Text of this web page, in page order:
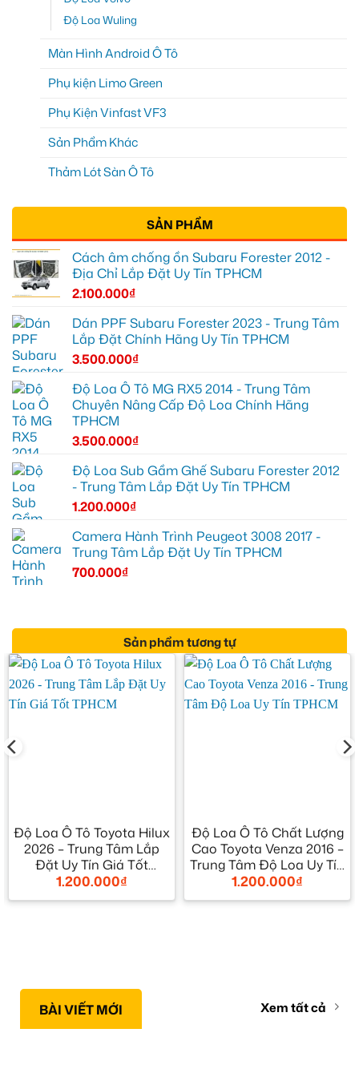
Độ Loa Wuling
Màn Hình Android Ô Tô
Phụ kiện Limo Green
Phụ Kiện Vinfast VF3
Sản Phẩm Khác
Thảm Lót Sàn Ô Tô
SẢN PHẨM
Cách âm chống ồn Subaru Forester 2012 -
Địa Chỉ Lắp Đặt Uy Tín TPHCM
2.100.000₫
Dán PPF Subaru Forester 2023 - Trung Tâm
Lắp Đặt Chính Hãng Uy Tín TPHCM
3.500.000₫
Độ Loa Ô Tô MG RX5 2014 - Trung Tâm
Chuyên Nâng Cấp Độ Loa Chính Hãng
TPHCM
3.500.000₫
Độ Loa Sub Gầm Ghế Subaru Forester 2012
- Trung Tâm Lắp Đặt Uy Tín TPHCM
1.200.000₫
Camera Hành Trình Peugeot 3008 2017 -
Trung Tâm Lắp Đặt Uy Tín TPHCM
700.000₫
Sản phẩm tương tự
Độ Loa Ô Tô Toyota Hilux
2026 – Trung Tâm Lắp
Đặt Uy Tín Giá Tốt
TPHCM
1.200.000₫
Độ Loa Ô Tô Chất Lượng
Cao Toyota Venza 2016 –
Trung Tâm Độ Loa Uy Tín
TPHCM
1.200.000₫
BÀI VIẾT MỚI Xem tất cả